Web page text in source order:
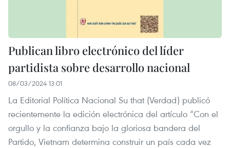
Publican libro electrónico del líder
partidista sobre desarrollo nacional
08/03/2024 13:01
La Editorial Política Nacional Su that (Verdad) publicó
recientemente la edición electrónica del artículo “Con el
orgullo y la confianza bajo la gloriosa bandera del
Partido, Vietnam determina construir un país cada vez